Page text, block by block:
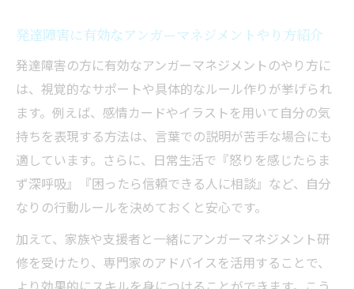
発達障害に有効なアンガーマネジメントやり方紹介
発達障害の方に有効なアンガーマネジメントのやり方に
は、視覚的なサポートや具体的なルール作りが挙げられ
ます。例えば、感情カードやイラストを用いて自分の気
持ちを表現する方法は、言葉での説明が苦手な場合にも
適しています。さらに、日常生活で『怒りを感じたらま
ず深呼吸』『困ったら信頼できる人に相談』など、自分
なりの行動ルールを決めておくと安心です。
加えて、家族や支援者と一緒にアンガーマネジメント研
修を受けたり、専門家のアドバイスを活用することで、